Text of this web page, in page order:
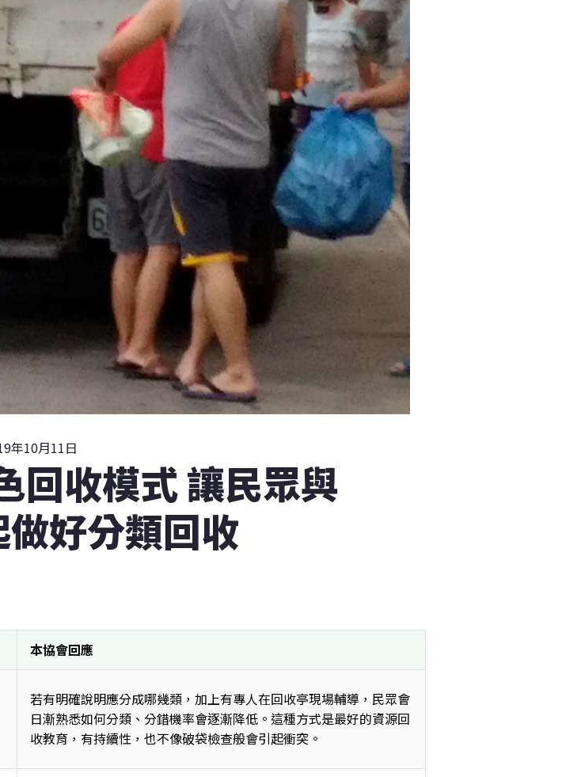
年10月11日
回收模式 讓民眾與
好分類回收
本協會回應
若有明確說明應分成哪幾類，加上有專人在回收亭現場輔導，民眾會
日漸熟悉如何分類、分錯機率會逐漸降低。這種方式是最好的資源回
收教育，有持續性，也不像破袋檢查般會引起衝突。